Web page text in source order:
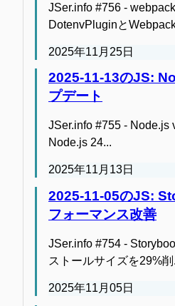
JSer.info #756 -
DotenvPluginと
2025年11月25日
2025-11-13のJS:
プデート
JSer.info #755 - Node.js
Node.js 24...
2025年11月13日
2025-11-05のJS:
フォーマンス改善
JSer.info #754 -
ストールサイズを29%削
2025年11月05日